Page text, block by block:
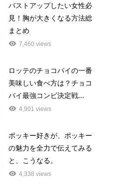
バストアップしたい女性必
見！胸が大きくなる方法総
まとめ
7,460 views
ロッテのチョコパイの一番
美味しい食べ方は？チョコ
パイ最強コンビ決定戦...
4,901 views
ポッキー好きが、ポッキー
の魅力を全力で伝えてみる
と、こうなる。
4,338 views